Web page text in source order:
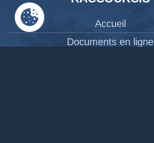
Accueil
Documents en ligne